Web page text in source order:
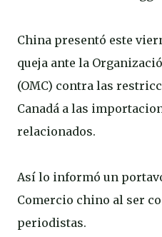
China presentó este
queja ante la
(OMC) contra las
Canadá a las
relacionados.
Así lo informó un
Comercio chino al ser
periodistas.